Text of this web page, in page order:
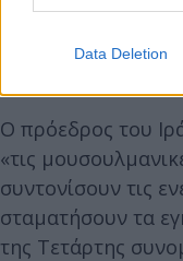
Data Deletion
Ο πρόεδρος του
«τις
συντονίσουν τις
σταματήσουν τα
της Τετάρτης